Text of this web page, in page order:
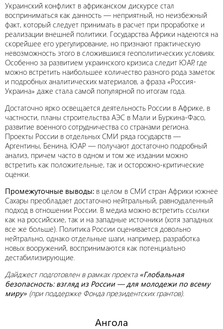
Украинский конфликт в африканском дискурсе стал
восприниматься как данность — неприятный, но неизбежный
факт, который следует принимать в расчет при проработке и
реализации внешней политики. Государства Африки надеются на
скорейшее его урегулирование, но признают практическую
невозможность этого в сложившихся геополитических условиях.
Особенно за развитием украинского кризиса следит ЮАР, где
можно встретить наибольшее количество разного рода заметок
и подробных аналитических материалов, а фраза «Россия-
Украина» даже стала самой популярной по итогам года.
Достаточно ярко освещается деятельность России в Африке, в
частности, планы строительства АЭС в Мали и Буркина-Фасо,
развитие военного сотрудничества со странами региона.
Проекты России в отдельных СМИ ряда государств —
Аргентины, Бенина, ЮАР — получают достаточно подробный
анализ, причем часто в одном и том же издании можно
встретить как положительные, так и осторожно-критические
оценки.
Промежуточные выводы: в целом в СМИ стран Африки южнее
Сахары преобладает достаточно нейтральный, равноудаленный
подход в отношении России. В медиа можно встретить ссылки
как на российские, так и на западные источники (хотя западных
все же больше). Политика России оценивается довольно
нейтрально, однако отдельные шаги, например, разработка
новых вооружений, воспринимаются как потенциально
дестабилизирующие.
Дайджест подготовлен в рамках проекта «Глобальная
безопасность: взгляд из России — для молодежи по всему
миру» (при поддержке Фонда президентских грантов).
Ангола